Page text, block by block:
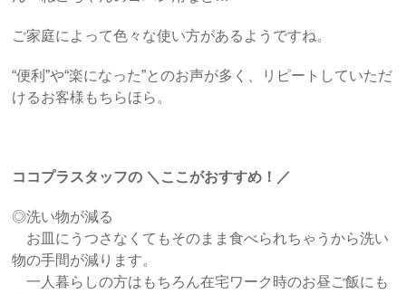
ご家庭によって色々な使い方があるようですね。
“便利”や“楽になった”とのお声が多く、リピートしていただ
けるお客様もちらほら。
ココプラスタッフの ＼ここがおすすめ！／
◎洗い物が減る
お皿にうつさなくてもそのまま食べられちゃうから洗い
物の手間が減ります。
一人暮らしの方はもちろん在宅ワーク時のお昼ご飯にも